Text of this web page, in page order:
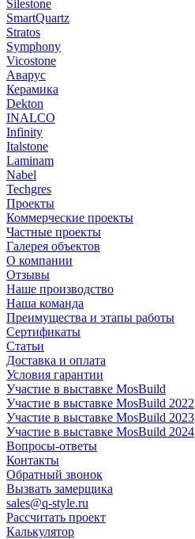
Silestone
SmartQuartz
Stratos
Symphony
Vicostone
Аварус
Керамика
Dekton
INALCO
Infinity
Italstone
Laminam
Nabel
Techgres
Проекты
Коммерческие проекты
Частные проекты
Галерея объектов
О компании
Отзывы
Наше производство
Наша команда
Преимущества и этапы работы
Сертификаты
Статьи
Доставка и оплата
Условия гарантии
Участие в выставке MosBuild
Участие в выставке MosBuild 2022
Участие в выставке MosBuild 2023
Участие в выставке MosBuild 2024
Вопросы-ответы
Контакты
Обратный звонок
Вызвать замерщика
sales@q-style.ru
Рассчитать проект
Калькулятор